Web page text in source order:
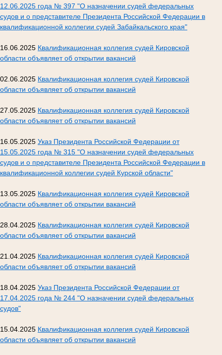
12.06.2025 года № 397 "О назначении судей федеральных
судов и о представителе Президента Российской Федерации в
квалификационной коллегии судей Забайкальского края"
16.06.2025 Квалификационная коллегия судей Кировской
области объявляет об открытии вакансий
02.06.2025 Квалификационная коллегия судей Кировской
области объявляет об открытии вакансий
27.05.2025 Квалификационная коллегия судей Кировской
области объявляет об открытии вакансий
16.05.2025 Указ Президента Российской Федерации от
15.05.2025 года № 315 "О назначении судей федеральных
судов и о представителе Президента Российской Федерации в
квалификационной коллегии судей Курской области"
13.05.2025 Квалификационная коллегия судей Кировской
области объявляет об открытии вакансий
28.04.2025 Квалификационная коллегия судей Кировской
области объявляет об открытии вакансий
21.04.2025 Квалификационная коллегия судей Кировской
области объявляет об открытии вакансий
18.04.2025 Указ Президента Российской Федерации от
17.04.2025 года № 244 "О назначении судей федеральных
судов"
15.04.2025 Квалификационная коллегия судей Кировской
области объявляет об открытии вакансий